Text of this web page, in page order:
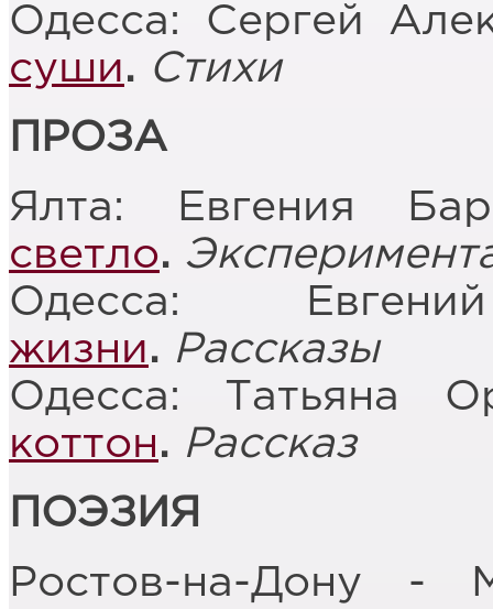
Одесса: Сергей
суши. Стихи
ПРОЗА
Ялта: Евгения
светло.
Одесса:
жизни. Рассказы
Одесса: Татьяна
коттон. Рассказ
ПОЭЗИЯ
Ростов-на-Дону -